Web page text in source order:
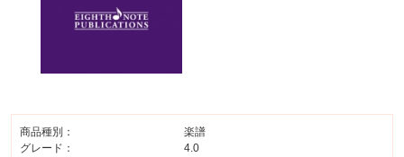
商品種別：
楽譜
グレード：
4.0